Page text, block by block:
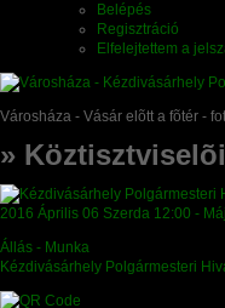
Belépés
Regisztráció
Elfelejtettem a
Városháza - Vásár elõtt a fõtér -
»
2016 Április 06 Szerda 12:00 -
Állás - Munka
Kézdivásárhely Polgármesteri